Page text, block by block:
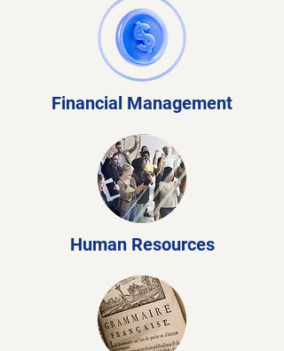
Financial Management
Human Resources